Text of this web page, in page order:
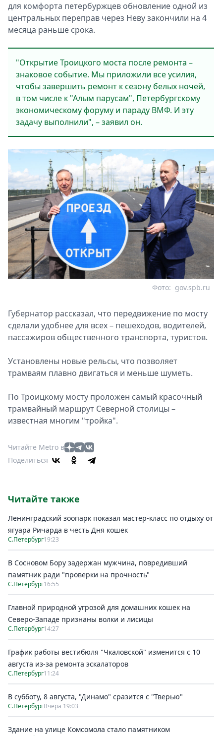
для комфорта петербуржцев обновление одной из
центральных переправ через Неву закончили на 4
месяца раньше срока.
"Открытие Троицкого моста после ремонта –
знаковое событие. Мы приложили все усилия,
чтобы завершить ремонт к сезону белых ночей,
в том числе к "Алым парусам", Петербургскому
экономическому форуму и параду ВМФ. И эту
задачу выполнили", – заявил он.
gov.spb.ru
Фото:
Губернатор рассказал, что передвижение по мосту
сделали удобнее для всех – пешеходов, водителей,
пассажиров общественного транспорта, туристов.
Установлены новые рельсы, что позволяет
трамваям плавно двигаться и меньше шуметь.
По Троицкому мосту проложен самый красочный
трамвайный маршрут Северной столицы –
известная многим "тройка".
Читайте Metro в
Поделиться
Читайте также
Ленинградский зоопарк показал мастер-класс по отдыху от
ягуара Ричарда в честь Дня кошек
С.Петербург19:23
В Сосновом Бору задержан мужчина, повредивший
памятник ради "проверки на прочность"
С.Петербург16:55
Главной природной угрозой для домашних кошек на
Северо-Западе признаны волки и лисицы
С.Петербург14:27
График работы вестибюля "Чкаловской" изменится с 10
августа из-за ремонта эскалаторов
С.Петербург11:24
В субботу, 8 августа, "Динамо" сразится с "Тверью"
С.ПетербургВчера 19:03
Здание на улице Комсомола стало памятником